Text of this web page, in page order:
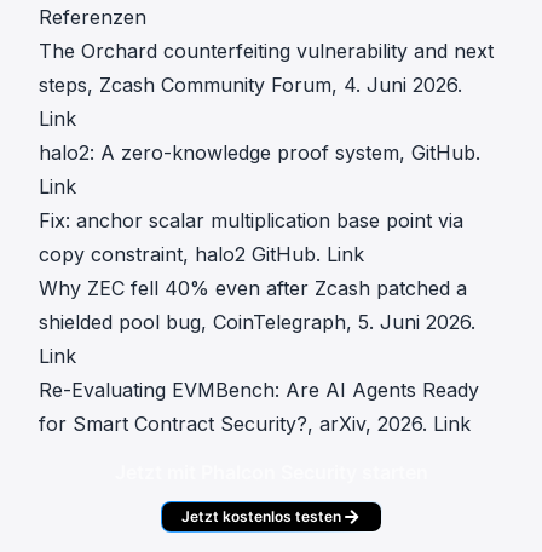
Referenzen
The Orchard counterfeiting vulnerability and next
steps, Zcash Community Forum, 4. Juni 2026.
Link
halo2: A zero-knowledge proof system, GitHub.
Link
Fix: anchor scalar multiplication base point via
copy constraint, halo2 GitHub. Link
Why ZEC fell 40% even after Zcash patched a
shielded pool bug, CoinTelegraph, 5. Juni 2026.
Link
Re-Evaluating EVMBench: Are AI Agents Ready
for Smart Contract Security?, arXiv, 2026. Link
Jetzt kostenlos testen